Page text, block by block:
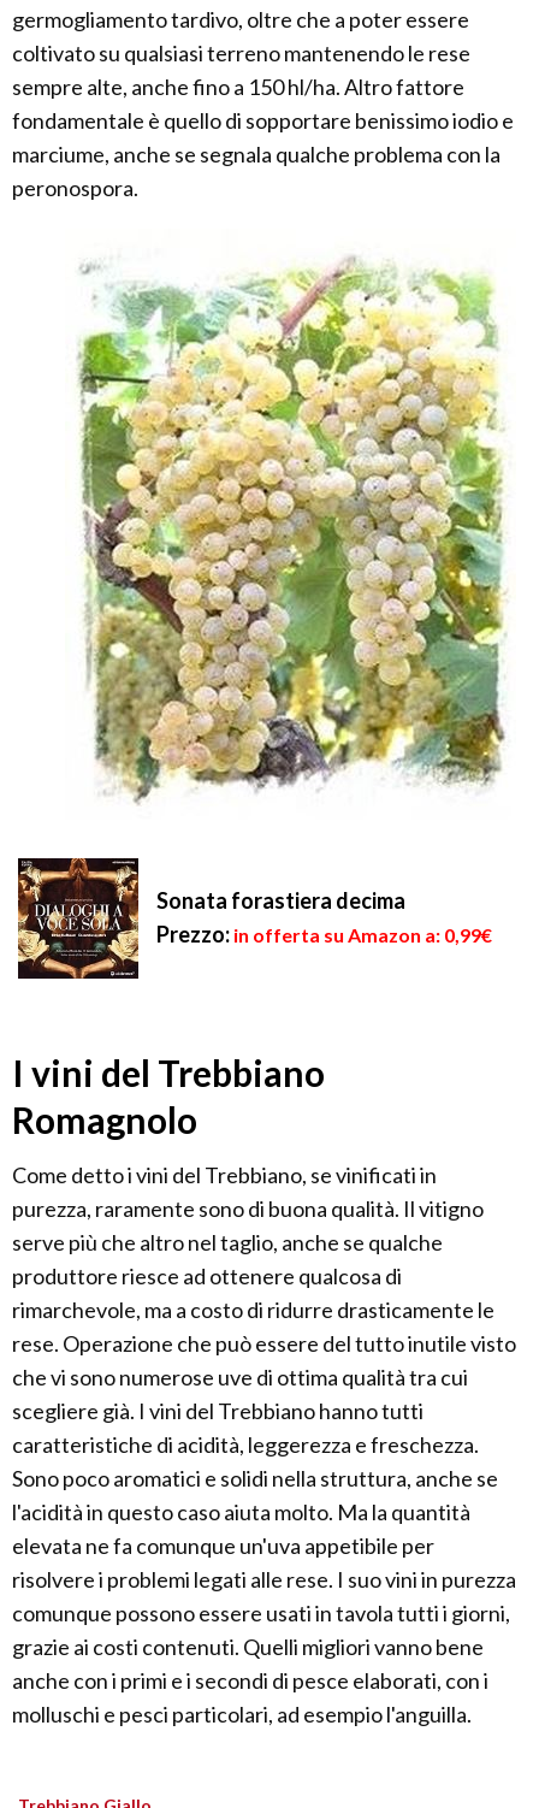
germogliamento tardivo, oltre che a poter essere
coltivato su qualsiasi terreno mantenendo le rese
sempre alte, anche fino a 150 hl/ha. Altro fattore
fondamentale è quello di sopportare benissimo iodio e
marciume, anche se segnala qualche problema con la
peronospora.
Sonata forastiera decima
Prezzo: in offerta su Amazon a: 0,99€
I vini del Trebbiano
Romagnolo
Come detto i vini del Trebbiano, se vinificati in
purezza, raramente sono di buona qualità. Il vitigno
serve più che altro nel taglio, anche se qualche
produttore riesce ad ottenere qualcosa di
rimarchevole, ma a costo di ridurre drasticamente le
rese. Operazione che può essere del tutto inutile visto
che vi sono numerose uve di ottima qualità tra cui
scegliere già. I vini del Trebbiano hanno tutti
caratteristiche di acidità, leggerezza e freschezza.
Sono poco aromatici e solidi nella struttura, anche se
l'acidità in questo caso aiuta molto. Ma la quantità
elevata ne fa comunque un'uva appetibile per
risolvere i problemi legati alle rese. I suo vini in purezza
comunque possono essere usati in tavola tutti i giorni,
grazie ai costi contenuti. Quelli migliori vanno bene
anche con i primi e i secondi di pesce elaborati, con i
molluschi e pesci particolari, ad esempio l'anguilla.